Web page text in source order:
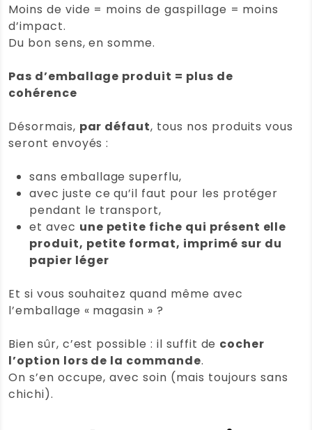
Moins de vide = moins de gaspillage = moins
d’impact.
Du bon sens, en somme.
Pas d’emballage produit = plus de
cohérence
Désormais, par défaut, tous nos produits vous
seront envoyés :
sans emballage superflu,
avec juste ce qu’il faut pour les protéger
pendant le transport,
et avec une petite fiche qui présent elle
produit, petite format, imprimé sur du
papier léger
Et si vous souhaitez quand même avec
l’emballage « magasin » ?
Bien sûr, c’est possible : il suffit de cocher
l’option lors de la commande.
On s’en occupe, avec soin (mais toujours sans
chichi).